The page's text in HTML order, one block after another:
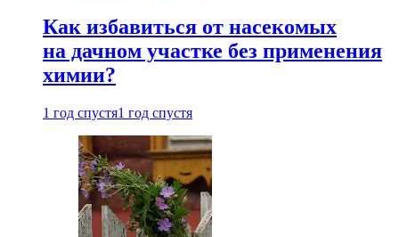
Как избавиться от насекомых
на дачном участке без применения
химии?
1 год спустя1 год спустя